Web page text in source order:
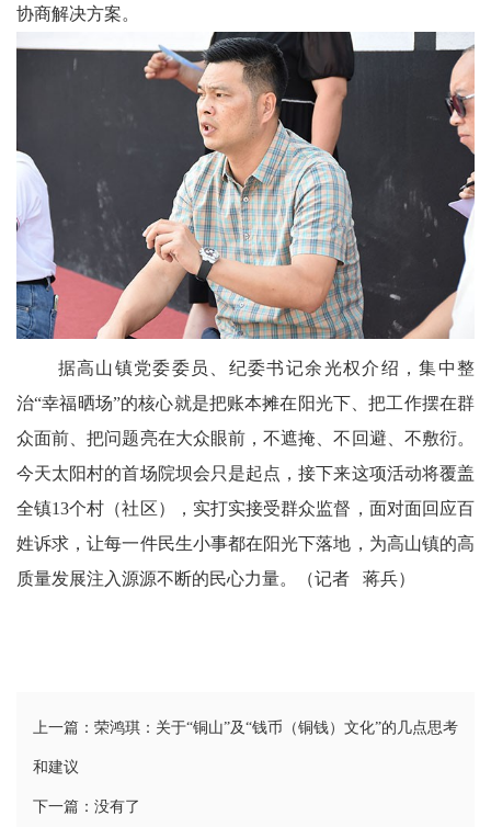
协商解决方案。
据高山镇党委委员、纪委书记余光权介绍，集中整
治“幸福晒场”的核心就是把账本摊在阳光下、把工作摆在群
众面前、把问题亮在大众眼前，不遮掩、不回避、不敷衍。
今天太阳村的首场院坝会只是起点，接下来这项活动将覆盖
全镇13个村（社区），实打实接受群众监督，面对面回应百
姓诉求，让每一件民生小事都在阳光下落地，为高山镇的高
质量发展注入源源不断的民心力量。（记者 蒋兵）
上一篇：荣鸿琪：关于“铜山”及“钱币（铜钱）文化”的几点思考
和建议
下一篇：没有了